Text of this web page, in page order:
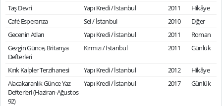
Taş Devri
Yapı Kredi / İstanbul 2011
Hikâye
Café Esperanza
Sel / İstanbul 2010
Diğer
Gecenin Atları
Yapı Kredi / İstanbul 2011
Roman
Gezgin Günce, Britanya
Defterleri
Kırmızı / İstanbul 2011 Günlük
Kırık Kalpler Terzihanesi Yapı Kredi / İstanbul 2012
Hikâye
Alacakaranlık Günce Yaz
Defterleri (Haziran-Ağustos
92)
Yapı Kredi / İstanbul 2017 Günlük